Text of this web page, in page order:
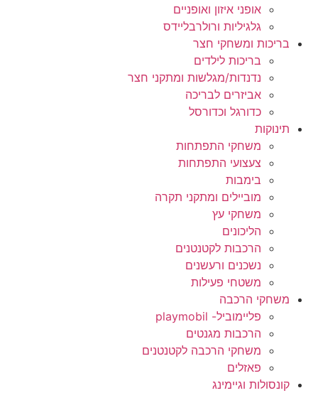
אופני איזון ואופניים
גלגיליות ורולרבליידס
בריכות ומשחקי חצר
בריכות לילדים
נדנדות/מגלשות ומתקני חצר
אביזרים לבריכה
כדורגל וכדורסל
תינוקות
משחקי התפתחות
צעצועי התפתחות
בימבות
מוביילים ומתקני תקרה
משחקי עץ
הליכונים
הרכבות לקטנטנים
נשכנים ורעשנים
משטחי פעילות
משחקי הרכבה
פליימוביל- playmobil
הרכבות מגנטים
משחקי הרכבה לקטנטנים
פאזלים
קונסולות וגיימינג